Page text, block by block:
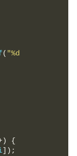
( "%d
{
]);